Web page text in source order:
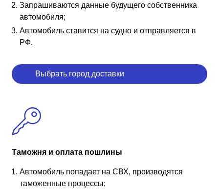
Запрашиваются данные будущего собственника
автомобиля;
Автомобиль ставится на судно и отправляется в
РФ.
Выбрать город доставки
Таможня и оплата пошлины
Автомобиль попадает на СВХ, производятся
таможенные процессы;